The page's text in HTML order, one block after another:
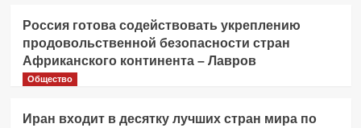
Россия готова содействовать укреплению
продовольственной безопасности стран
Африканского континента – Лавров
Общество
Иран входит в десятку лучших стран мира по